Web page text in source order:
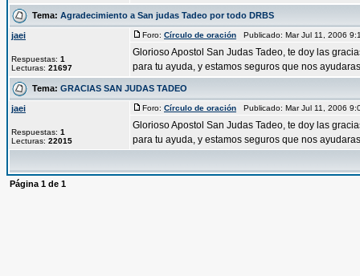
Tema: Agradecimiento a San judas Tadeo por todo DRBS
jaei
Respuestas: 1
Lecturas: 21697
Foro: Círculo de oración Publicado: Mar Jul 11, 2006
Glorioso Apostol San Judas Tadeo, te doy las
para tu ayuda, y estamos seguros que nos
Tema: GRACIAS SAN JUDAS TADEO
jaei
Respuestas: 1
Lecturas: 22015
Foro: Círculo de oración Publicado: Mar Jul 11, 2006
Glorioso Apostol San Judas Tadeo, te doy las
para tu ayuda, y estamos seguros que nos
Página 1 de 1